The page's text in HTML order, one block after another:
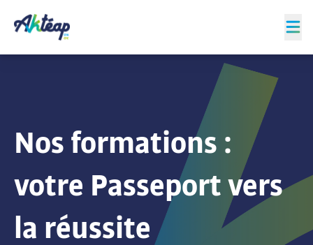
Nos formations :
votre Passeport vers
la réussite